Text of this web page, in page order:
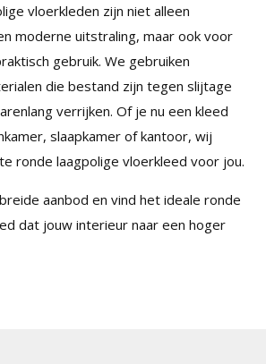
vloerkleden zijn niet alleen
moderne uitstraling, maar ook voor
gebruik. We gebruiken
die bestand zijn tegen slijtage
verrijken. Of je nu een kleed
slaapkamer of kantoor, wij
ronde laagpolige vloerkleed voor jou.
aanbod en vind het ideale ronde
dat jouw interieur naar een hoger